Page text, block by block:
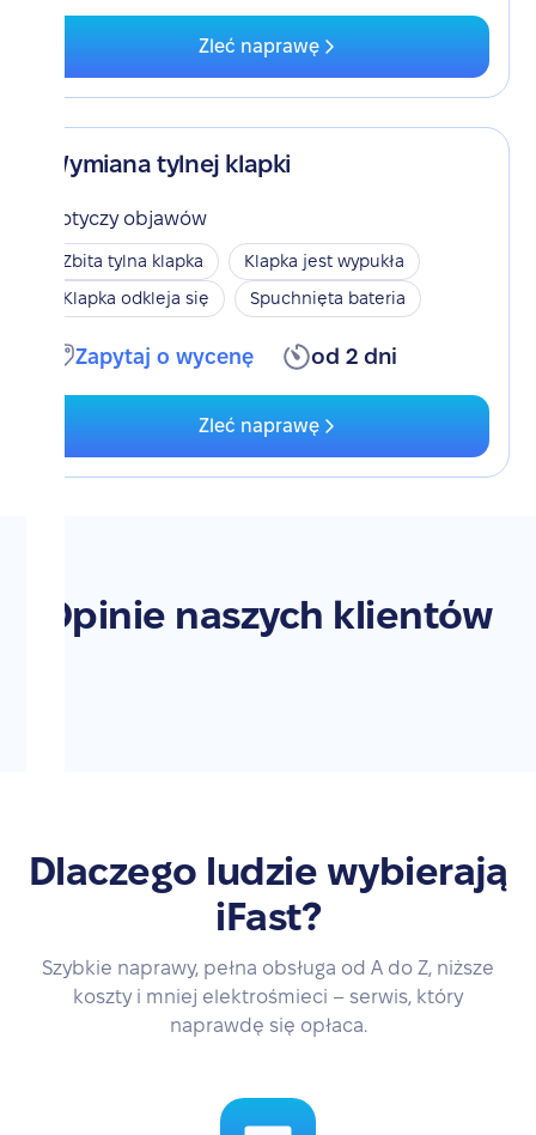
Zleć naprawę
Wymiana tylnej klapki
Dotyczy objawów
Zbita tylna klapka
Klapka jest wypukła
Klapka odkleja się
Spuchnięta bateria
Zapytaj o wycenę od 2 dni
Zleć naprawę
Opinie naszych klientów
Dlaczego ludzie wybierają
iFast?
Szybkie naprawy, pełna obsługa od A do Z, niższe
koszty i mniej elektrośmieci – serwis, który
naprawdę się opłaca.